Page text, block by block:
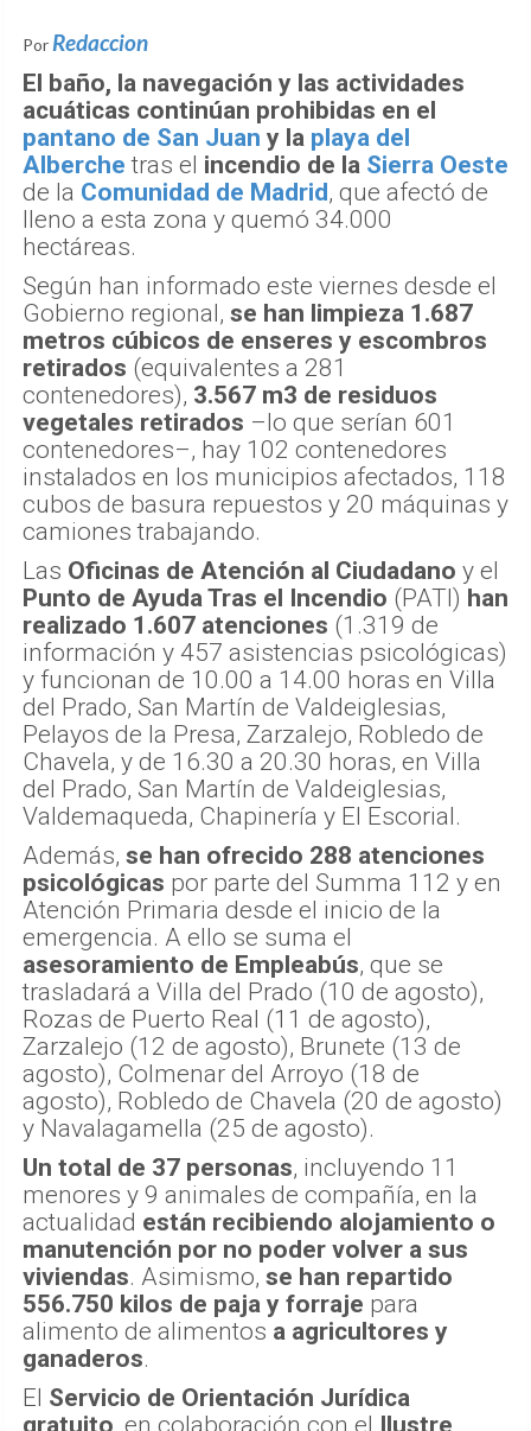
Por Redaccion
El baño, la navegación y las actividades
acuáticas continúan prohibidas en el
pantano de San Juan y la playa del
Alberche tras el incendio de la Sierra Oeste
de la Comunidad de Madrid, que afectó de
lleno a esta zona y quemó 34.000
hectáreas.
Según han informado este viernes desde el
Gobierno regional, se han limpieza 1.687
metros cúbicos de enseres y escombros
retirados (equivalentes a 281
contenedores), 3.567 m3 de residuos
vegetales retirados –lo que serían 601
contenedores–, hay 102 contenedores
instalados en los municipios afectados, 118
cubos de basura repuestos y 20 máquinas y
camiones trabajando.
Las Oficinas de Atención al Ciudadano y el
Punto de Ayuda Tras el Incendio (PATI) han
realizado 1.607 atenciones (1.319 de
información y 457 asistencias psicológicas)
y funcionan de 10.00 a 14.00 horas en Villa
del Prado, San Martín de Valdeiglesias,
Pelayos de la Presa, Zarzalejo, Robledo de
Chavela, y de 16.30 a 20.30 horas, en Villa
del Prado, San Martín de Valdeiglesias,
Valdemaqueda, Chapinería y El Escorial.
Además, se han ofrecido 288 atenciones
psicológicas por parte del Summa 112 y en
Atención Primaria desde el inicio de la
emergencia. A ello se suma el
asesoramiento de Empleabús, que se
trasladará a Villa del Prado (10 de agosto),
Rozas de Puerto Real (11 de agosto),
Zarzalejo (12 de agosto), Brunete (13 de
agosto), Colmenar del Arroyo (18 de
agosto), Robledo de Chavela (20 de agosto)
y Navalagamella (25 de agosto).
Un total de 37 personas, incluyendo 11
menores y 9 animales de compañía, en la
actualidad están recibiendo alojamiento o
manutención por no poder volver a sus
viviendas. Asimismo, se han repartido
556.750 kilos de paja y forraje para
alimento de alimentos a agricultores y
ganaderos.
El Servicio de Orientación Jurídica
gratuito , en colaboración con el Ilustre